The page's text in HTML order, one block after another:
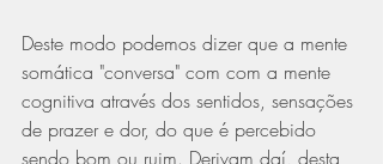
Deste modo podemos dizer que a mente
somática "conversa" com com a mente
cognitiva através dos sentidos, sensações
de prazer e dor, do que é percebido
sendo bom ou ruim. Derivam daí, desta